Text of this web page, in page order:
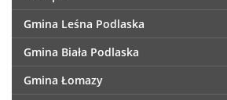
Gmina Leśna Podlaska
Gmina Biała Podlaska
Gmina Łomazy